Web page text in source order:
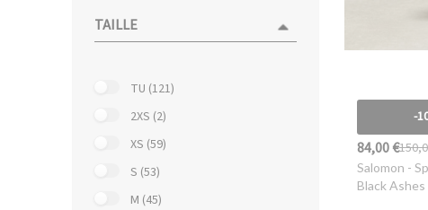
TAILLE
TU (121)
2XS (2)
XS (59)
S (53)
M (45)
-
84,00 €
Salomon -
Black